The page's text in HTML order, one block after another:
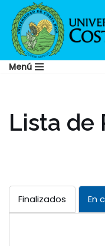
Saltar
al
contenido
Menú
Lista de
Finalizados En